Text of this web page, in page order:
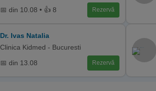
📅 din 10.08 • 👍 8 Rezervă
Dr. Ivas Natalia
Clinica Kidmed - Bucuresti
📅 din 13.08 Rezervă